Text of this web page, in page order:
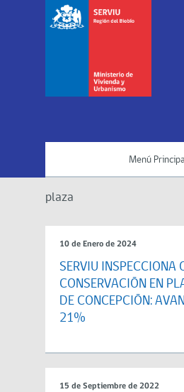
Menú
plaza
10 de Enero de 2024
SERVIU INSPECCIONA
CONSERVACIÓN EN
DE CONCEPCIÓN:
21%
15 de Septiembre de 2022